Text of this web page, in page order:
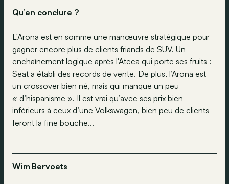
Qu’en conclure ?
L'Arona est en somme une manœuvre stratégique pour
gagner encore plus de clients friands de SUV. Un
enchaînement logique après l'Ateca qui porte ses fruits :
Seat a établi des records de vente. De plus, l’Arona est
un crossover bien né, mais qui manque un peu
« d’hispanisme ». Il est vrai qu’avec ses prix bien
inférieurs à ceux d’une Volkswagen, bien peu de clients
feront la fine bouche...
Wim Bervoets